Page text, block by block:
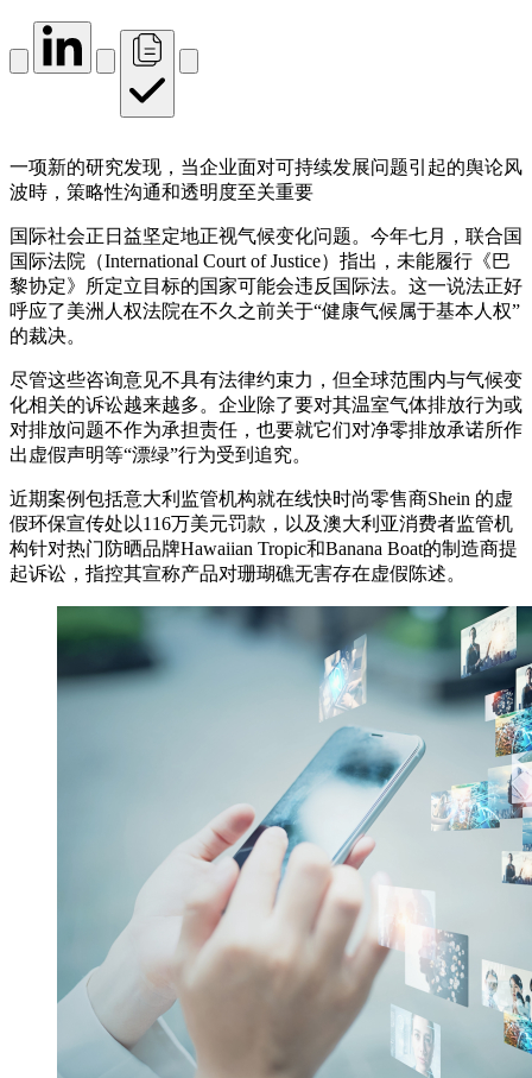
一项新的研究发现，当企业面对可持续发展问题引起的舆论风
波時，策略性沟通和透明度至关重要
国际社会正日益坚定地正视气候变化问题。今年七月，联合国
国际法院（International Court of Justice）指出，未能履行《巴
黎协定》所定立目标的国家可能会违反国际法。这一说法正好
呼应了美洲人权法院在不久之前关于“健康气候属于基本人权”
的裁决。
尽管这些咨询意见不具有法律约束力，但全球范围内与气候变
化相关的诉讼越来越多。企业除了要对其温室气体排放行为或
对排放问题不作为承担责任，也要就它们对净零排放承诺所作
出虚假声明等“漂绿”行为受到追究。
近期案例包括意大利监管机构就在线快时尚零售商Shein 的虚
假环保宣传处以116万美元罚款，以及澳大利亚消费者监管机
构针对热门防晒品牌Hawaiian Tropic和Banana Boat的制造商提
起诉讼，指控其宣称产品对珊瑚礁无害存在虚假陈述。